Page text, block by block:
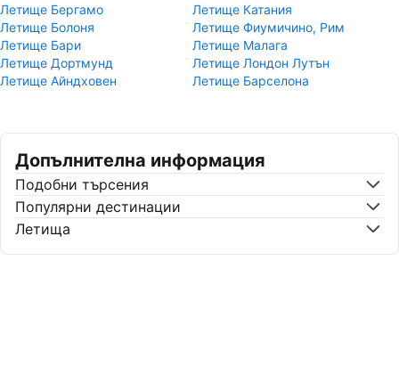
Летище Бергамо
Летище Катания
Летище Болоня
Летище Фиумичино, Рим
Летище Бари
Летище Малага
Летище Дортмунд
Летище Лондон Лутън
Летище Айндховен
Летище Барселона
Допълнителна информация
Подобни търсения
Популярни дестинации
Летища